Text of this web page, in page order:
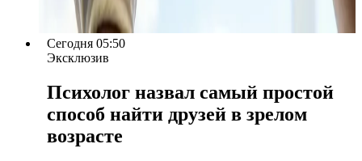
Сегодня 05:50
Эксклюзив
Психолог назвал самый простой
способ найти друзей в зрелом
возрасте